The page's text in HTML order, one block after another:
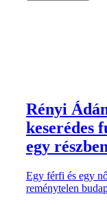
Rényi
keserédes
egy
Egy férfi és egy
reménytelen